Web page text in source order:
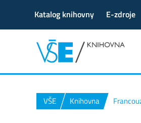
Katalog knihovny E-zdroje
VŠE Knihovna